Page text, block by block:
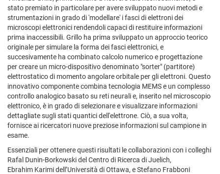
stato premiato in particolare per avere sviluppato nuovi metodi e
strumentazioni in grado di 'modellare' i fasci di elettroni dei
microscopi elettronici rendendoli capaci di restituire informazioni
prima inaccessibili. Grillo ha prima sviluppato un approccio teorico
originale per simulare la forma dei fasci elettronici, e
succesivamente ha combinato calcolo numerico e progettazione
per creare un micro-dispositivo denominato "sorter" (partitore)
elettrostatico di momento angolare orbitale per gli elettroni. Questo
innovativo componente combina tecnologia MEMS e un complesso
controllo analogico basato su reti neurali e, inserito nel microscopio
elettronico, è in grado di selezionare e visualizzare informazioni
dettagliate sugli stati quantici dell'elettrone. Ciò, a sua volta,
fornisce ai ricercatori nuove preziose informazioni sul campione in
esame.
Essenziali per ottenere questi risultati le collaborazioni con i colleghi
Rafal Dunin-Borkowski del Centro di Ricerca di Juelich,
Ebrahim Karimi dell’Università di Ottawa, e Stefano Frabboni